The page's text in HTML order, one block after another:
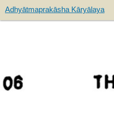
Adhyātmaprakāsha Kāryālaya